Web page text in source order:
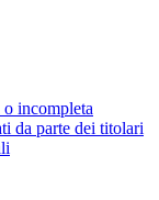
o incompleta
da parte dei titolari